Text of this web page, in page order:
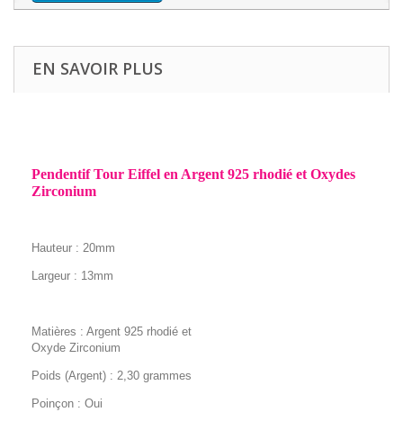
EN SAVOIR PLUS
Pendentif Tour Eiffel en Argent 925 rhodié et Oxydes
Zirconium
Hauteur : 20mm
Largeur : 13mm
Matières : Argent 925 rhodié et
Oxyde Zirconium
Poids (Argent) : 2,30 grammes
Poinçon : Oui